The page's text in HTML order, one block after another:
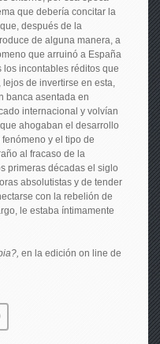
que debería concitar la
después de la
de alguna manera, a
que arruinó a España
los incontables réditos que
de invertirse en esta,
banca asentada en
internacional y volvían
ahogaban el desarrollo
y el tipo de
al fracaso de la
primeras décadas el siglo
absolutistas y de tender
con la rebelión de
le estaba íntimamente
en la edición on line de